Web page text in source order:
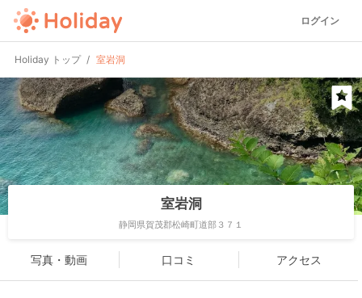
ログイン
Holiday トップ 室岩洞
室岩洞
静岡県賀茂郡松崎町道部３７１
写真・動画 口コミ アクセス